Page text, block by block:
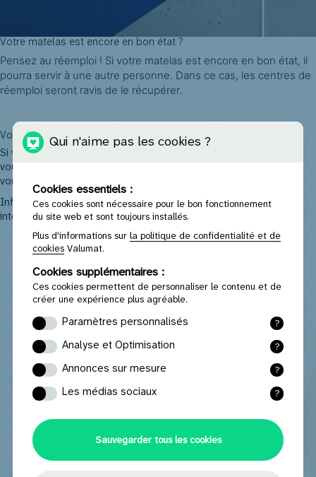
Votre matelas est encore en bon état ?
Pensez au réemploi ! Si votre matelas est encore en bon état, il
pourra servir à une autre personne. Dans ce cas, les centres de
réemploi seront ravis de le récupérer.
Votre matelas est en mauvais état ?
Si votre matelas est taché ou si ses coutures sont détériorées,
vous pouvez le déposer gratuitement dans un recyparc. Assurez-
vous qu’il soit sec et entier pour garantir son recyclage.
Informez-vous auprès de votre commune ou de votre
intercommunale en charge de la gestion des déchets.
Qui n'aime pas les cookies ?
Cookies essentiels :
Ces cookies sont nécessaire pour le bon fonctionnement
du site web et sont toujours installés.
Plus d'informations sur la politique de confidentialité et de
cookiesValumat.
Cookies supplémentaires :
Ces cookies permettent de personnaliser le contenu et de
créer une expérience plus agréable.
?
Paramètres personnalisés
paramètres et les données que vous avez
?
Analyse et Optimisation
données (anonymes) avec lesquelles le site
?
Annonces sur mesure
publicités pertinentes en function de votre
?
Les médias sociaux
une interaction optimale avec les médias
Instagram.Sauvegarder tous les cookies